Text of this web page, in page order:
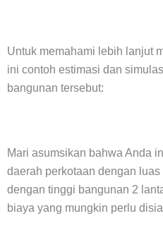
Untuk memahami lebih lanjut
ini contoh estimasi dan
bangunan tersebut:
Mari asumsikan bahwa Anda
daerah perkotaan dengan
dengan tinggi bangunan 2
biaya yang mungkin perlu